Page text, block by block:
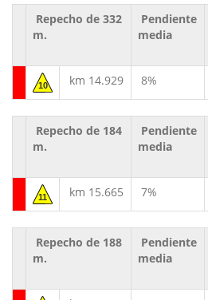
Repecho de 332
m.
Pendiente
media
10 km 14.929 8%
Repecho de 184
m.
Pendiente
media
11 km 15.665 7%
Repecho de 188
m.
Pendiente
media